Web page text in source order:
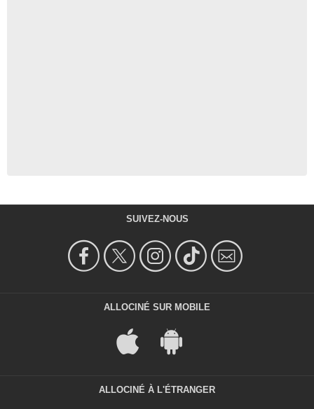
SUIVEZ-NOUS
ALLOCINÉ SUR MOBILE
ALLOCINÉ À L'ÉTRANGER